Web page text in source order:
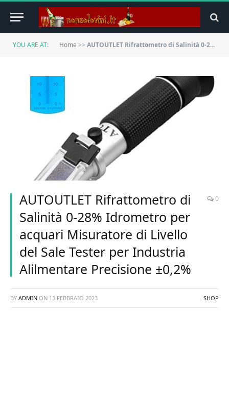
YOU ARE AT: Home >> AUTOUTLET Rifrattometro di Salinità 0-28% Idrometro per acquari Misuratore di Livello del Sale Tester per Industria Alilmentare Precisione ±0,2%
AUTOUTLET Rifrattometro di
Salinità 0-28% Idrometro per
acquari Misuratore di Livello
del Sale Tester per Industria
Alilmentare Precisione ±0,2%
0
BY ADMIN ON 13 FEBBRAIO 2023 SHOP